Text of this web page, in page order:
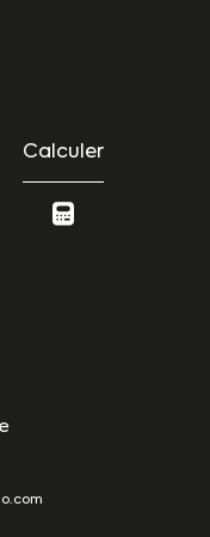
Calculer